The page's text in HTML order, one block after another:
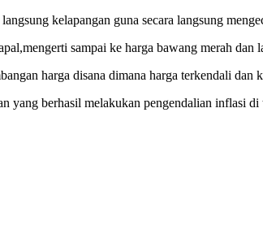
kelapangan guna secara langsung
sampai ke harga bawang merah
harga disana dimana harga terkendali dan
yang berhasil melakukan pengendalian inflasi